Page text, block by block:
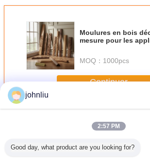
Moulures en bois
mesure pour les
architecturales
MOQ： 1000pcs
Continuer
PlusBâtis en bois décoratifs
johnliu
2:57 PM
Good day, what product are you looking for?